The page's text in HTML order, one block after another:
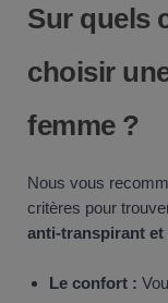
Sur quels
choisir
femme ?
Nous vous
critères pour
anti-transpirant et
Le confort :